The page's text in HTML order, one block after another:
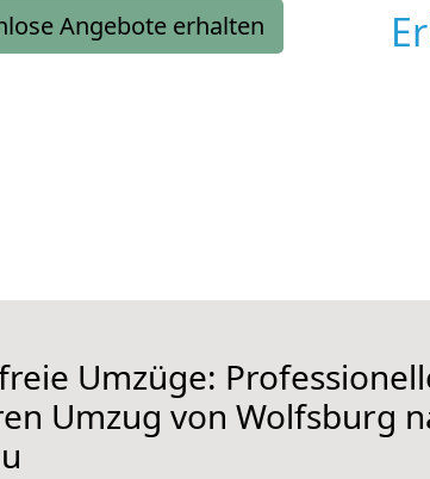
Angebote erhalten
Umzüge:
Umzug von Wolfsburg